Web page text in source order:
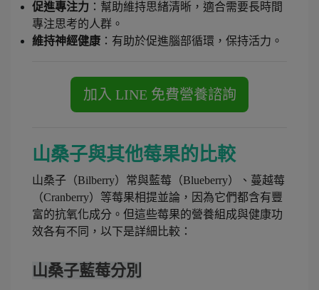
促進專注力 ：幫助維持思緒清晰，適合需要長時間
專注思考的人群。
維持神經健康 ：有助於促進腦部循環，保持活力。
山桑子與其他莓果的比較
山桑子（Bilberry）常與藍莓（Blueberry）、蔓越莓
（Cranberry）等莓果相提並論，因為它們都含有豐
富的抗氧化成分。但這些莓果的營養組成與健康功
效各有不同，以下是詳細比較：
山桑子藍莓分別